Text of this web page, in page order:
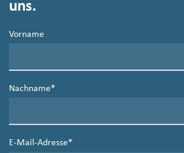
uns.
Vorname
Nachname*
E-Mail-Adresse*